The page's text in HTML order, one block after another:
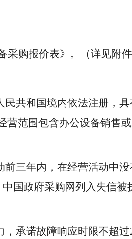
采购报价表》 。（详见附件
共和国境内依法注册，具
营范围包含办公设备销售
三年内，在经营活动中没
中国政府采购网列入失信被
承诺故障响应时限不超过